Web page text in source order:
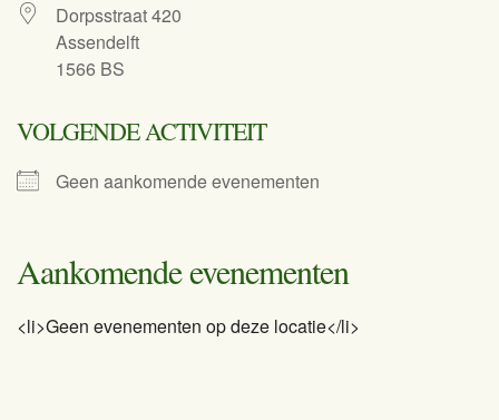
Dorpsstraat 420
Assendelft
1566 BS
VOLGENDE ACTIVITEIT
Geen aankomende evenementen
Aankomende evenementen
<li>Geen evenementen op deze locatie</li>